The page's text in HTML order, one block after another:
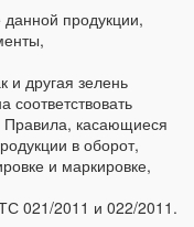
продукции,
и другая зелень
соответствовать
Правила, касающиеся
в оборот,
и маркировке,
021/2011 и 022/2011.